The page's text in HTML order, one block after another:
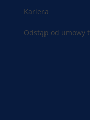
Kariera
Odstąp od umowy